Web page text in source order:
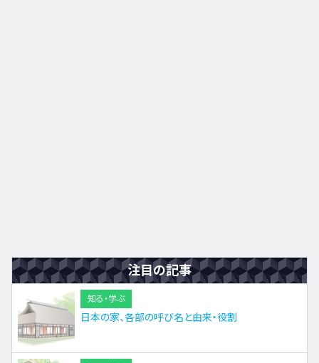
注目の記事
知る・学ぶ
日本の家、各部の呼び名と由来・役割